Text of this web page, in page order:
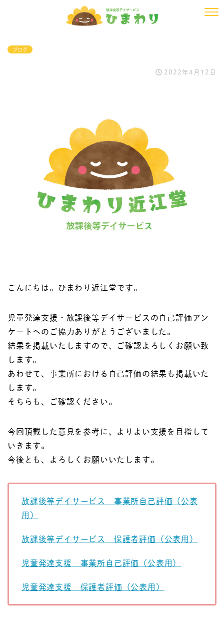
ブログ
2022年4月12日
こんにちは。ひまわり近江堂です。
児童発達支援・放課後等デイサービスの自己評価アン
ケートへのご協力ありがとうございました。
結果を掲載いたしますので、ご確認よろしくお願い致
します。
あわせて、事業所における自己評価の結果も掲載いた
します。
そちらも、ご確認ください。
今回頂戴した意見を参考に、よりよい支援を目指して
いきます。
今後とも、よろしくお願いいたします。
放課後等デイサービス 事業所自己評価（公表
用）
放課後等デイサービス 保護者評価（公表用）
児童発達支援 事業所自己評価（公表用）
児童発達支援 保護者評価（公表用）